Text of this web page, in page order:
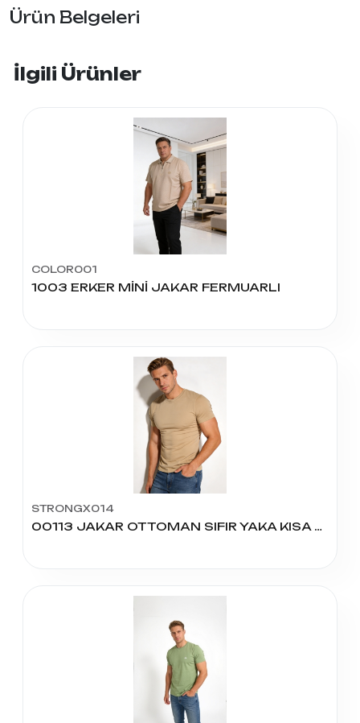
Ürün Belgeleri
İlgili Ürünler
COLOR001
1003 ERKER MİNİ JAKAR FERMUARLI
STRONGX014
00113 JAKAR OTTOMAN SIFIR YAKA KISA KOL